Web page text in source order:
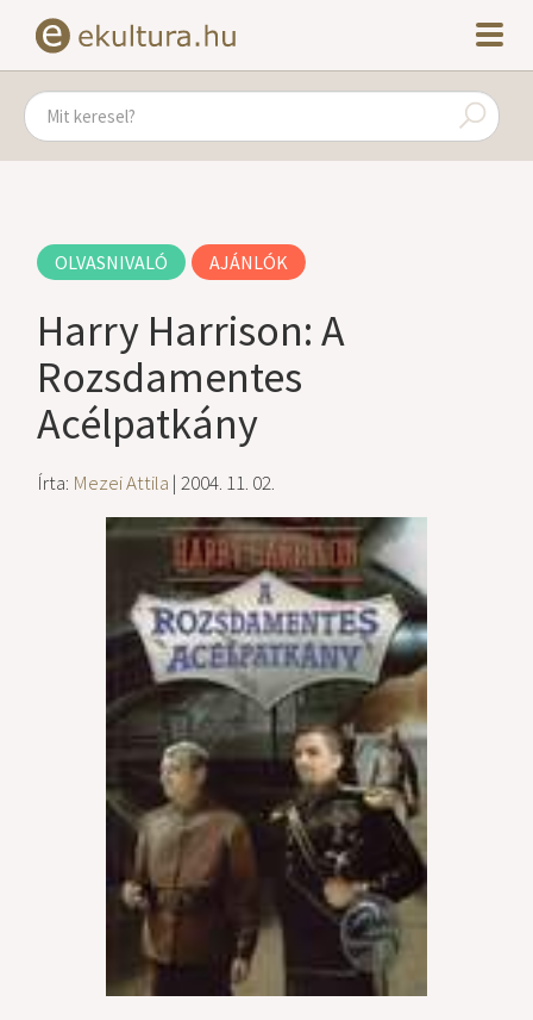
OLVASNIVALÓ AJÁNLÓK
Harry Harrison: A
Rozsdamentes
Acélpatkány
Írta: Mezei Attila | 2004. 11. 02.